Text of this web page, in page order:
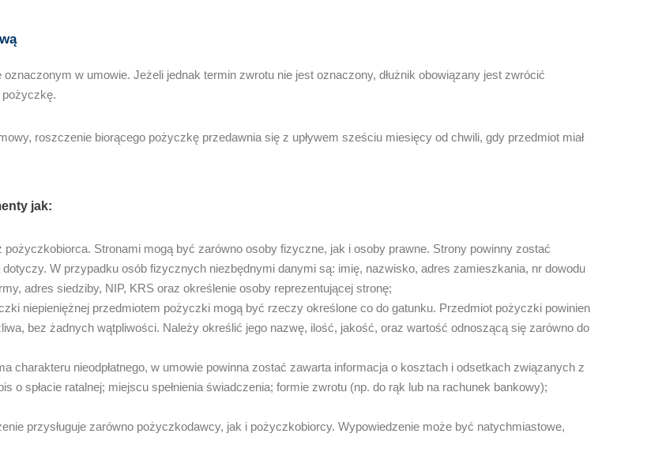
w umowie. Jeżeli jednak termin zwrotu nie jest oznaczony, dłużnik obowiązany jest zwrócić
roszczenie biorącego pożyczkę przedawnia się z upływem sześciu miesięcy od chwili, gdy przedmiot miał
jak:
Stronami mogą być zarówno osoby fizyczne, jak i osoby prawne. Strony powinny zostać
W przypadku osób fizycznych niezbędnymi danymi są: imię, nazwisko, adres zamieszkania, nr dowodu
adres siedziby, NIP, KRS oraz określenie osoby reprezentującej stronę;
niepieniężnej przedmiotem pożyczki mogą być rzeczy określone co do gatunku. Przedmiot pożyczki powinien
bez żadnych wątpliwości. Należy określić jego nazwę, ilość, jakość, oraz wartość odnoszącą się zarówno do
charakteru nieodpłatnego, w umowie powinna zostać zawarta informacja o kosztach i odsetkach związanych z
o spłacie ratalnej; miejscu spełnienia świadczenia; formie zwrotu (np. do rąk lub na rachunek bankowy);
przysługuje zarówno pożyczkodawcy, jak i pożyczkobiorcy. Wypowiedzenie może być natychmiastowe,